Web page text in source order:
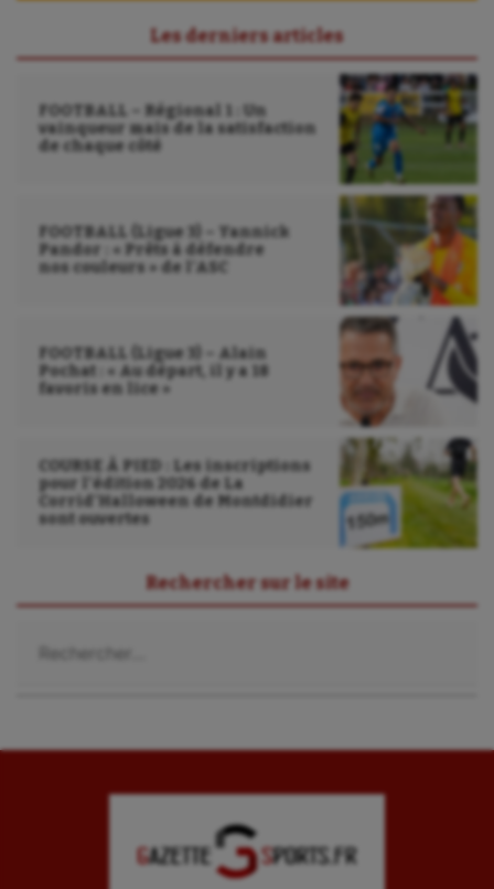
UNSS
Voile
Wakeboard
Water-polo
Les derniers articles
FOOTBALL – Régional 1 : Un
vainqueur mais de la satisfaction
de chaque côté
FOOTBALL (Ligue 3) – Yannick
Pandor : « Prêts à défendre
nos couleurs » de l’ASC
FOOTBALL (Ligue 3) – Alain
Pochat : « Au départ, il y a 18
favoris en lice »
COURSE À PIED : Les inscriptions
pour l’édition 2026 de La
Corrid’Halloween de Montdidier
sont ouvertes
Rechercher sur le site